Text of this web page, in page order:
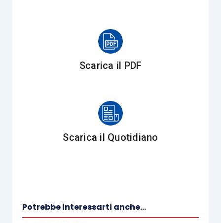
socio accomandatario e gli altri soci erano il
coniuge e un figlio, in quanto, con il
coerentemente con la ratio che ha ispirato gli
interventi legislativi volti a riconoscere la qualifica di
sempre durante il quinquennio di monitoraggio, in
unanewCo Srlsocietà agricolaexD.Lgs.
Scarica il PDF
Scarica il Quotidiano
Potrebbe interessarti anche...